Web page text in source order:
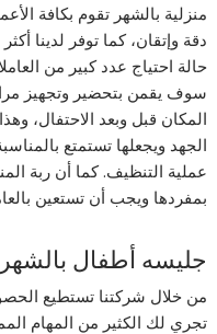
منزلية بالشهر تقوم بكافة
دقة وإتقان، كما توفر لدينا
حالة احتياج عدد كبير من
سوف يقمن بتحضير وتجهيز
المكان قبل وبعد الاحتفال،
الجهد ويجعلها تستمتع
عملية التنظيف. كما أن ربة
بمفردها ويجب أن تستعين
جليسه أطفال
من خلال شركتنا تستطيع
تجري لك الكثير من المهام